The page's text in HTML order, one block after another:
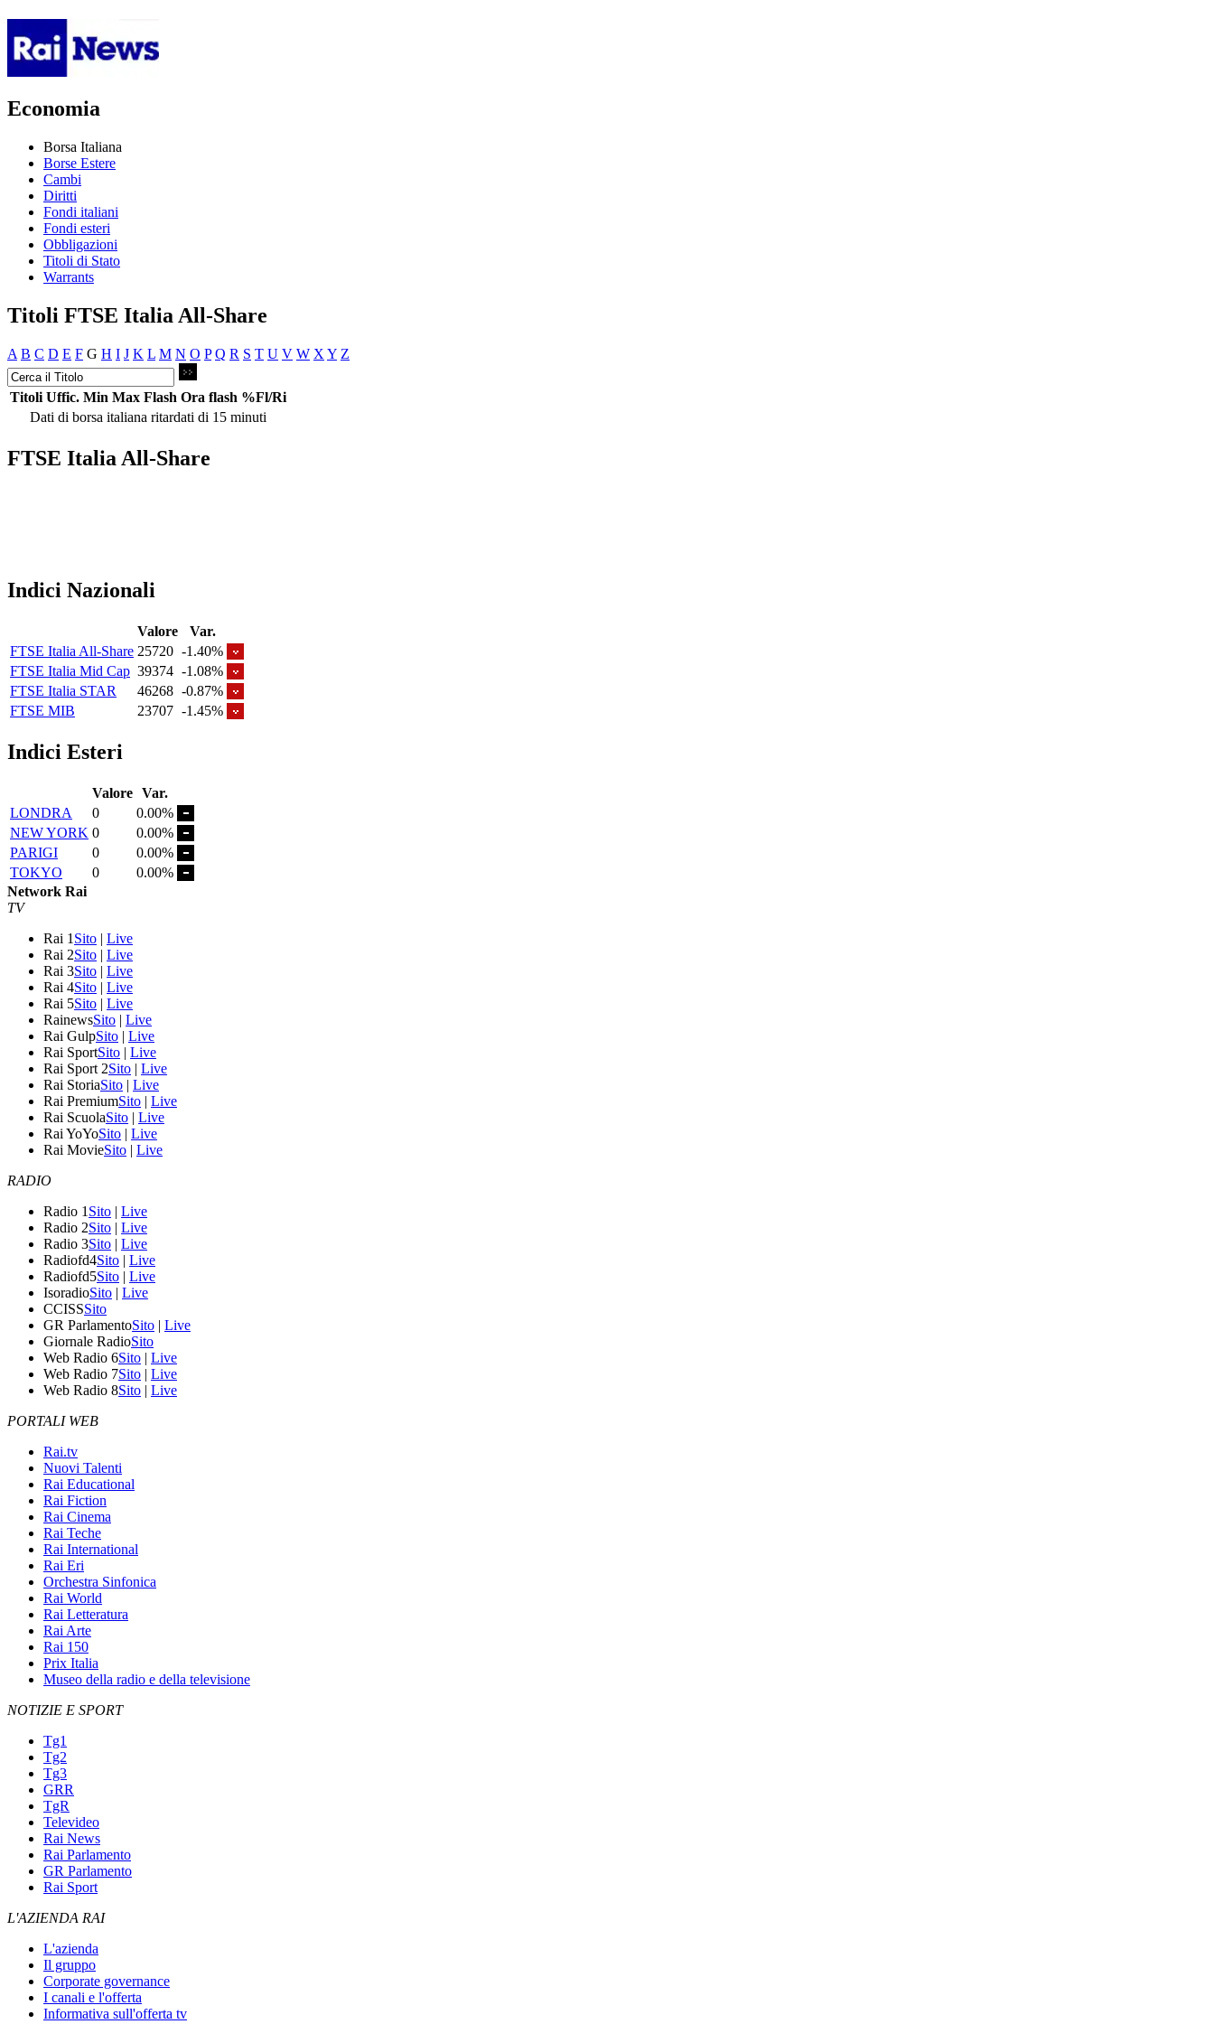
Economia
Borsa Italiana
Borse Estere
Cambi
Diritti
Fondi italiani
Fondi esteri
Obbligazioni
Titoli di Stato
Warrants
Titoli FTSE Italia All-Share
A B C D E F G H I J K L M N O P Q R S T U V W X Y Z
Titoli Uffic. Min Max Flash Ora flash %Fl/Ri
Dati di borsa italiana ritardati di 15 minuti
FTSE Italia All-Share
Indici Nazionali
Valore
Var.
FTSE Italia All-Share 25720 -1.40%
FTSE Italia Mid Cap 39374 -1.08%
FTSE Italia STAR
46268 -0.87%
FTSE MIB
23707 -1.45%
Indici Esteri
Valore Var.
LONDRA
0
0.00%
NEW YORK 0
0.00%
PARIGI
0
0.00%
TOKYO
0
0.00%
Network Rai
TV
Rai 1 Sito | Live
Rai 2Sito | Live
Rai 3Sito | Live
Rai 4Sito | Live
Rai 5Sito | Live
RainewsSito | Live
Rai GulpSito | Live
Rai SportSito | Live
Rai Sport 2Sito | Live
Rai StoriaSito | Live
Rai PremiumSito | Live
Rai ScuolaSito | Live
Rai YoYoSito | Live
Rai MovieSito | Live
RADIO
Radio 1 Sito | Live
Radio 2Sito | Live
Radio 3Sito | Live
Radiofd4Sito | Live
Radiofd5Sito | Live
IsoradioSito | Live
CCISSSito
GR ParlamentoSito | Live
Giornale RadioSito
Web Radio 6Sito | Live
Web Radio 7Sito | Live
Web Radio 8Sito | Live
PORTALI WEB
Rai.tv
Nuovi Talenti
Rai Educational
Rai Fiction
Rai Cinema
Rai Teche
Rai International
Rai Eri
Orchestra Sinfonica
Rai World
Rai Letteratura
Rai Arte
Rai 150
Prix Italia
Museo della radio e della televisione
NOTIZIE E SPORT
Tg1
Tg2
Tg3
GRR
TgR
Televideo
Rai News
Rai Parlamento
GR Parlamento
Rai Sport
L'AZIENDA RAI
L'azienda
Il gruppo
Corporate governance
I canali e l'offerta
Informativa sull'offerta tv